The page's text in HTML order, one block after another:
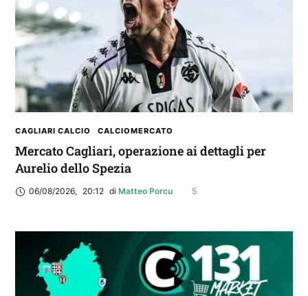
CAGLIARI CALCIO CALCIOMERCATO
Mercato Cagliari, operazione ai dettagli per
Aurelio dello Spezia
06/08/2026, 20:12 di Matteo Porcu 5